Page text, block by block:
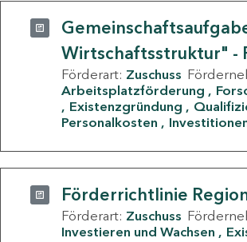
Wirtschaftsstruktur" -
Förderart: Zuschuss
Arbeitsplatzförderung
Existenzgründung
Personalkosten
Förderrichtlinie
Förderart: Zuschuss
Investieren und Wachsen